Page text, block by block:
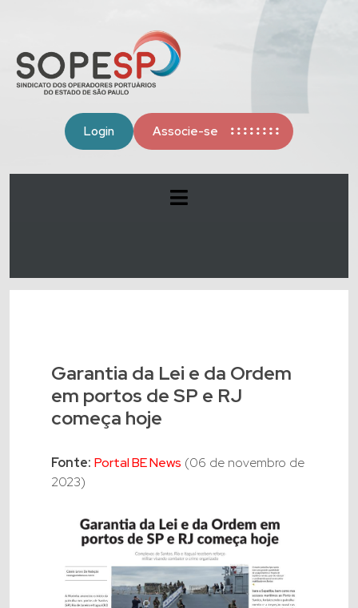
Login Associe-se
Garantia da Lei e da Ordem
em portos de SP e RJ
começa hoje
Fonte: Portal BE News (06 de novembro de
2023)